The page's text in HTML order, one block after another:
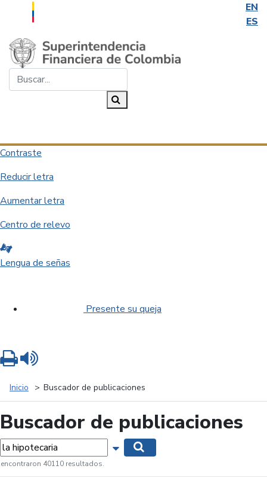
EN
ES
Saltar al contenido principal
Contraste
Reducir letra
Aumentar letra
Centro de relevo
Lengua de señas
Presente su queja
Inicio Buscador de publicaciones
Buscador de publicaciones
Mostrar opciones de búsqueda
encontraron 40110 resultados.
Imprimir